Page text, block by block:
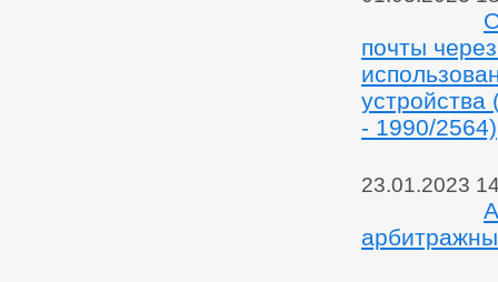
почты
- 1990/2564)
23.01.2023